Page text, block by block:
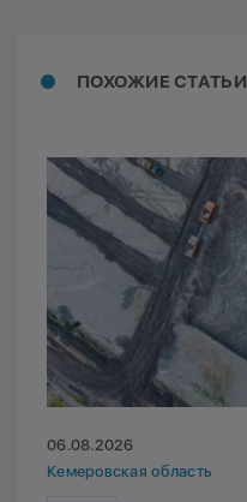
ПОХОЖИЕ СТАТЬИ
06.08.2026
Кемеровская область